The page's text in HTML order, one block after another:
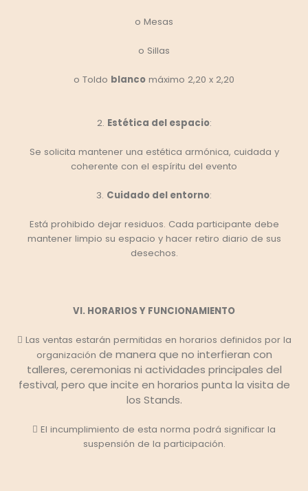
o Mesas
o Sillas
o Toldo blanco máximo 2,20 x 2,20
2. Estética del espacio:
Se solicita mantener una estética armónica, cuidada y
coherente con el espíritu del evento
3. Cuidado del entorno:
Está prohibido dejar residuos. Cada participante debe
mantener limpio su espacio y hacer retiro diario de sus
desechos.
VI. HORARIOS Y FUNCIONAMIENTO
 Las ventas estarán permitidas en horarios definidos por la
organización de manera que no interfieran con
talleres, ceremonias ni actividades principales del
festival, pero que incite en horarios punta la visita de
los Stands.
 El incumplimiento de esta norma podrá significar la
suspensión de la participación.